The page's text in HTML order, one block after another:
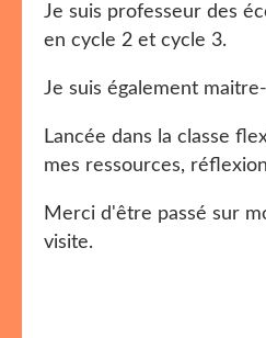
Je suis professeur des
en cycle 2 et cycle 3.
Je suis également
Lancée dans la classe
mes ressources,
Merci d'être passé sur
visite.